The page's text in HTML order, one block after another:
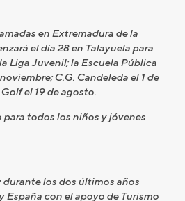
en Extremadura de la
el día 28 en Talayuela para
Liga Juvenil; la Escuela Pública
C.G. Candeleda el 1 de
el 19 de agosto.
para todos los niños y jóvenes
los dos últimos años
con el apoyo de Turismo